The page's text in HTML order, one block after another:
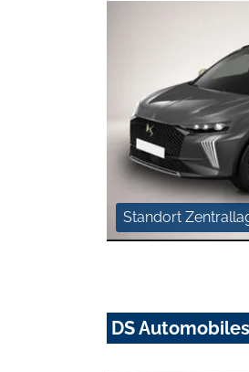
Standort
DS